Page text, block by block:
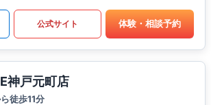
公式サイト 体験・相談予約
神戸元町店
徒歩11分